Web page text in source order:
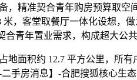
，精准契合青年购房预算取空
米，客堂取餐厅一体化设想，
合青年置业需求，构成超大公
积约 12.7 平方公里，所有
手房消息】-合肥搜狐核心生